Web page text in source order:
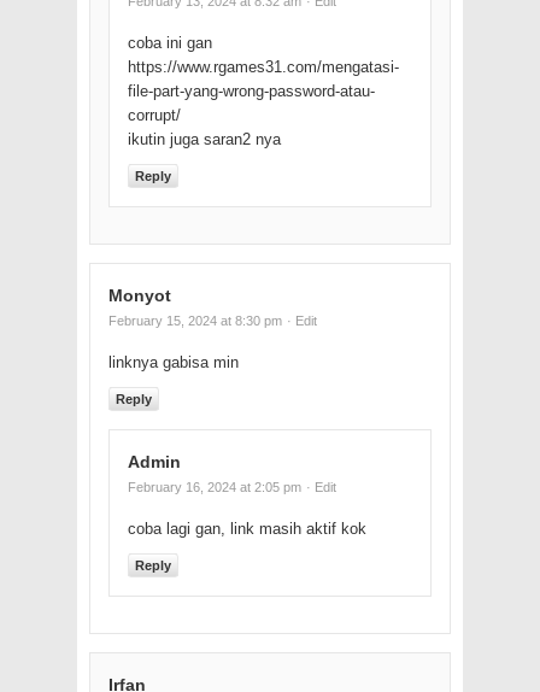
coba ini gan
https://www.rgames31.com/mengatasi-
file-part-yang-wrong-password-atau-
corrupt/
ikutin juga saran2 nya
Reply
Monyot
February 15, 2024 at 8:30 pm · Edit
linknya gabisa min
Reply
Admin
February 16, 2024 at 2:05 pm · Edit
coba lagi gan, link masih aktif kok
Reply
Irfan